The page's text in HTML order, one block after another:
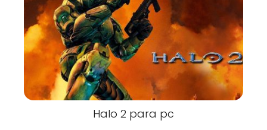
Halo 2 para pc